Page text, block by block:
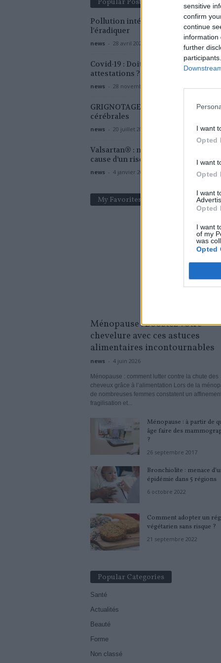
sensitive
confirm
continue
information
further
I want
Opted
I want
Opted
I want
Opted
I want
of my
was
Opted
Popular Posts
Pollution intérieure : 7 conseils pour
l’éradiquer
news - 28 avril 2020
Covid-19 : Doit-on encore garder ses
attestations ?
news - 28 novembre 2020
GRIGNOTAGE : la faute à des
cérébrales
news - 20 juillet 2020
Valsartan® : nouvelle vague de
cause d’un risque cancérigène
news - 4 janvier 2019
My Favorites
Ménopause : Boostez votre
chevelure avec ces astuces
alimentaires incontournables
news - 4 juin 2026
Ménopause : comment lutter contre la chute des
cheveux grâce à l’alimentation Lors de la
de nombreuses femmes constatent un
fragilisation et...
Ménopause : à partir de
âge faire des
?
26 septembre 2017
Bronchiolite : menace
épidémie dans 5 régions
6 octobre 2022
Comment adopter un
végétarien sans risque ?
21 septembre 2022
Popular Categories
Santé
Actualités
Beauté
Forme
Non classé